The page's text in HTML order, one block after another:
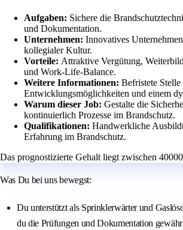
Aufgaben: Sichere die
und Dokumentation.
Unternehmen: Innovatives
kollegialer Kultur.
Vorteile: Attraktive Vergütung,
und Work-Life-Balance.
Weitere Informationen: Befristete
Entwicklungsmöglichkeiten und einem
Warum dieser Job: Gestalte die
kontinuierlich Prozesse im Brandschutz.
Qualifikationen: Handwerkliche
Erfahrung im Brandschutz.
Das prognostizierte Gehalt liegt zwischen
Was Du bei uns bewegst:
Du unterstützt als Sprinklerwärter und
du die Prüfungen und Dokumentation